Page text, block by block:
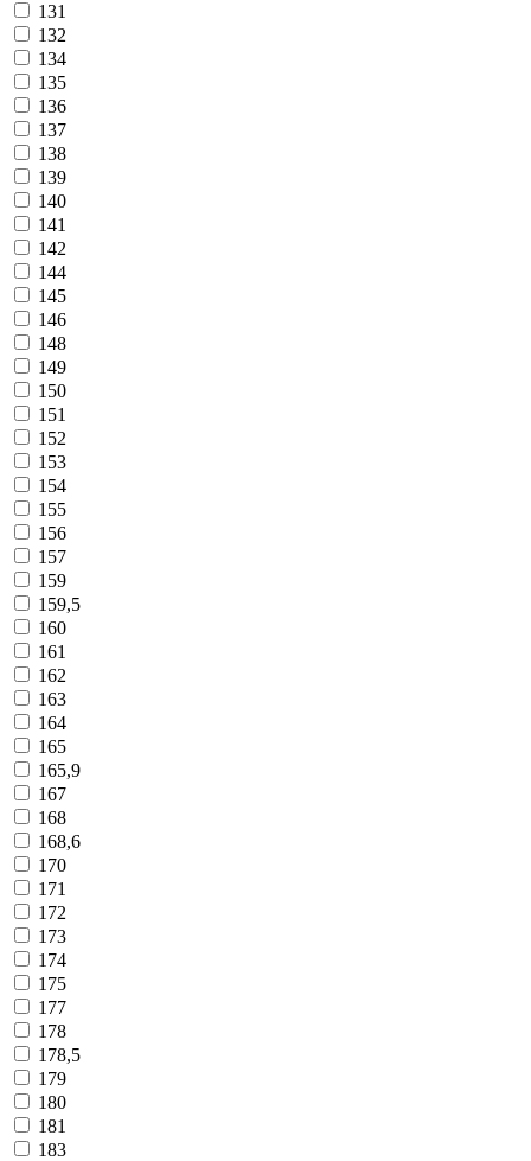
131
132
134
135
136
137
138
139
140
141
142
144
145
146
148
149
150
151
152
153
154
155
156
157
159
159,5
160
161
162
163
164
165
165,9
167
168
168,6
170
171
172
173
174
175
177
178
178,5
179
180
181
183